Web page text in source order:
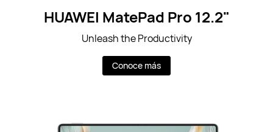
HUAWEI MatePad Pro 12.2"
Unleash the Productivity
Conoce más